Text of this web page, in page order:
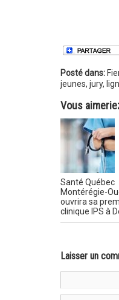
Posté dans:
jeunes, jury,
Vous
Santé Québec
Montérégie-
ouvrira sa
clinique IPS à
Laisser un